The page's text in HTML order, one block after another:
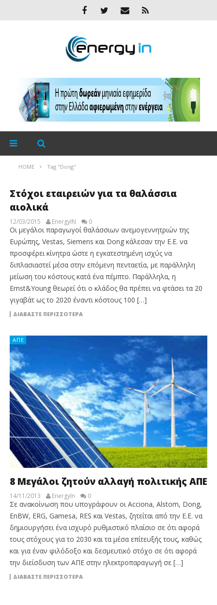
HOME Tag "Dong"
Στόχοι εταιρειών για τα θαλάσσια
αιολικά
12/03/2015 EnergyIN 0
Οι μεγάλοι παραγωγοί θαλάσσιων ανεμογεννητριών της
Ευρώπης, Vestas, Siemens και Dong κάλεσαν την Ε.Ε. να
προσφέρει κίνητρα ώστε η εγκατεστημένη ισχύς να
διπλασιαστεί μέσα στην επόμενη πενταετία, με παράλληλη
μείωση του κόστους κατά ένα πέμπτο. Παράλληλα, η
Ernst&Young θεωρεί ότι ο κλάδος θα πρέπει να φτάσει τα 20
γιγαβάτ ως το 2020 έναντι κόστους 100 […]
ΔΙΑΒΆΣΤΕ ΠΕΡΙΣΣΌΤΕΡΑ
ΑΠΕ
8 Μεγάλοι ζητούν αλλαγή πολιτικής ΑΠΕ
14/11/2013 EnergyIn 0
Σε ανακοίνωση που υπογράφουν οι Acciona, Alstom, Dong,
EnBW, ERG, Gamesa, RES και Vestas, ζητείται από την Ε.Ε. να
δημιουργήσει ένα ισχυρό ρυθμιστικό πλαίσιο σε ότι αφορά
τους στόχους για το 2030 και τα μέσα επίτευξής τους, καθώς
και για έναν φιλόδοξο και δεσμευτικό στόχο σε ότι αφορά
την διείσδυση των ΑΠΕ στην ηλεκτροπαραγωγή σε […]
ΔΙΑΒΆΣΤΕ ΠΕΡΙΣΣΌΤΕΡΑ